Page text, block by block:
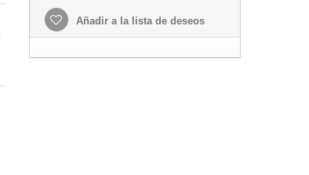
Añadir a la lista de deseos